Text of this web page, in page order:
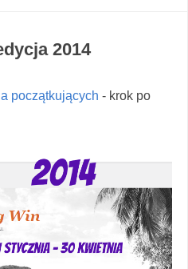
2014
początkujących - krok po